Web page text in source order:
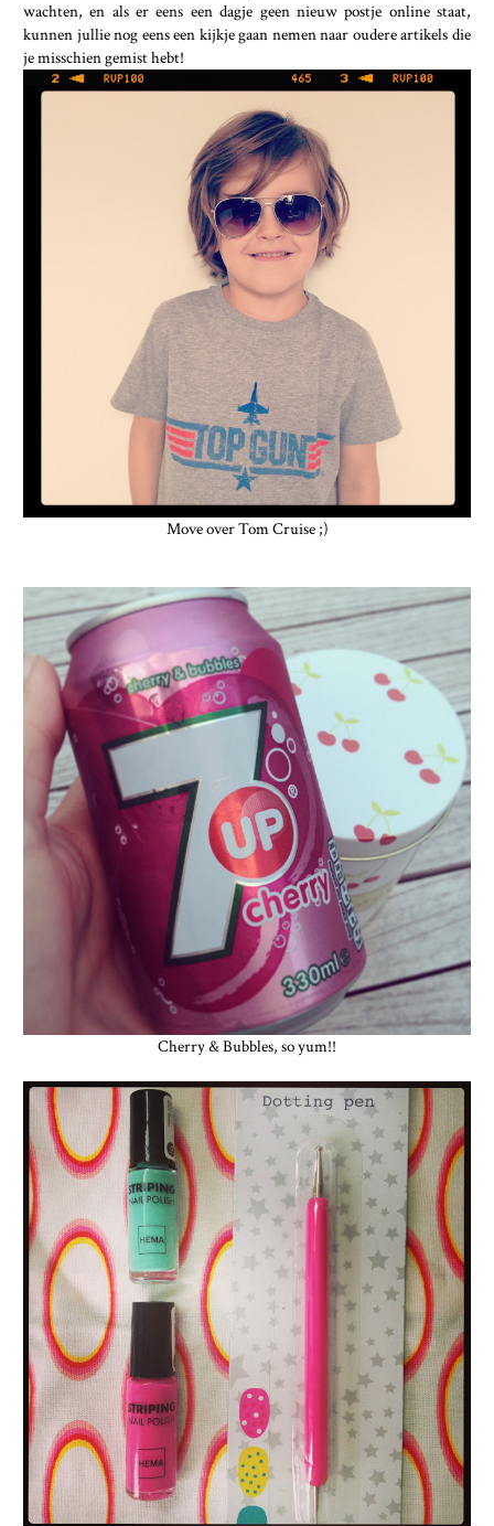
wachten, en als er eens een dagje geen nieuw postje online staat,
kunnen jullie nog eens een kijkje gaan nemen naar oudere artikels die
je misschien gemist hebt!
Move over Tom Cruise ;)
Cherry & Bubbles, so yum!!